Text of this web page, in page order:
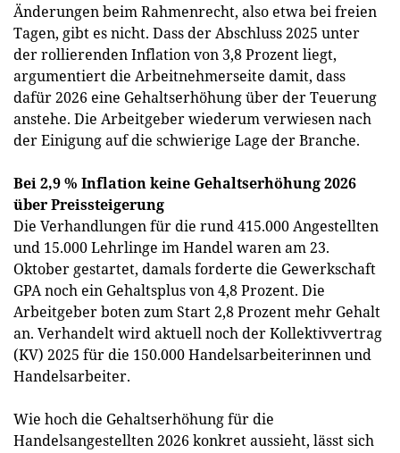
Änderungen beim Rahmenrecht, also etwa bei freien
Tagen, gibt es nicht. Dass der Abschluss 2025 unter
der rollierenden Inflation von 3,8 Prozent liegt,
argumentiert die Arbeitnehmerseite damit, dass
dafür 2026 eine Gehaltserhöhung über der Teuerung
anstehe. Die Arbeitgeber wiederum verwiesen nach
der Einigung auf die schwierige Lage der Branche.
Bei 2,9 % Inflation keine Gehaltserhöhung 2026
über Preissteigerung
Die Verhandlungen für die rund 415.000 Angestellten
und 15.000 Lehrlinge im Handel waren am 23.
Oktober gestartet, damals forderte die Gewerkschaft
GPA noch ein Gehaltsplus von 4,8 Prozent. Die
Arbeitgeber boten zum Start 2,8 Prozent mehr Gehalt
an. Verhandelt wird aktuell noch der Kollektivvertrag
(KV) 2025 für die 150.000 Handelsarbeiterinnen und
Handelsarbeiter.
Wie hoch die Gehaltserhöhung für die
Handelsangestellten 2026 konkret aussieht, lässt sich